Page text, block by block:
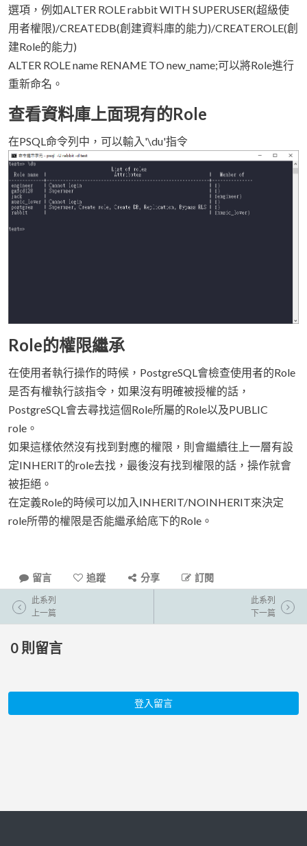
選項，例如ALTER ROLE rabbit WITH SUPERUSER(超級使
用者權限)/CREATEDB(創建資料庫的能力)/CREATEROLE(創
建Role的能力)
ALTER ROLE name RENAME TO new_name;可以將Role進行
重新命名。
查看資料庫上面現有的Role
在PSQL命令列中，可以輸入'\du'指令
Role的權限繼承
在使用者執行操作的時候，PostgreSQL會檢查使用者的Role
是否有權執行該指令，如果沒有明確被授權的話，
PostgreSQL會去尋找這個Role所屬的Role以及PUBLIC
role。
如果這樣依然沒有找到對應的權限，則會繼續往上一層有設
定INHERIT的role去找，最後沒有找到權限的話，操作就會
被拒絕。
在定義Role的時候可以加入INHERIT/NOINHERIT來決定
role所帶的權限是否能繼承給底下的Role。
留言 追蹤 分享 訂閱
此系列
上一篇
此系列
下一篇
0 則留言
登入留言